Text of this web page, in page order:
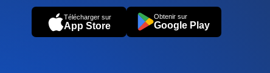
Télécharger sur
App Store
Obtenir sur
Google Play